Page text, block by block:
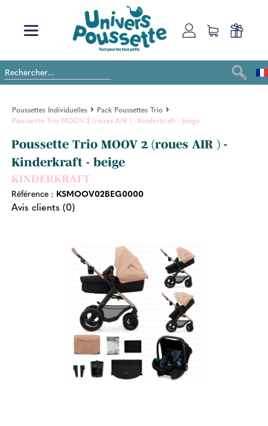
Poussettes Individuelles
Pack Poussettes Trio
Poussette Trio MOOV 2 (roues AIR ) - Kinderkraft - beige
Poussette Trio MOOV 2 (roues AIR ) -
Kinderkraft - beige
KINDERKRAFT
Référence : KSMOOV02BEG0000
Avis clients (0)